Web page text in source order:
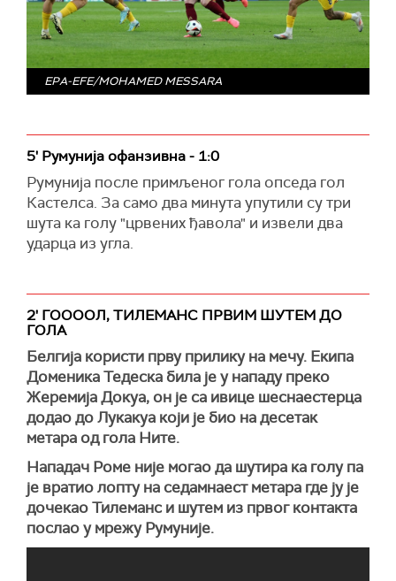
EPA-EFE/MOHAMED MESSARA
5' Румунија офанзивна - 1:0
Румунија после примљеног гола опседа гол
Кастелса. За само два минута упутили су три
шута ка голу "црвених ђавола" и извели два
ударца из угла.
2' ГООООЛ, ТИЛЕМАНС ПРВИМ ШУТЕМ ДО
ГОЛА
Белгија користи прву прилику на мечу. Екипа
Доменика Тедеска била је у нападу преко
Жеремија Докуа, он је са ивице шеснаестерца
додао до Лукакуа који је био на десетак
метара од гола Ните.
Нападач Роме није могао да шутира ка голу па
је вратио лопту на седамнаест метара где ју је
дочекао Тилеманс и шутем из првог контакта
послао у мрежу Румуније.